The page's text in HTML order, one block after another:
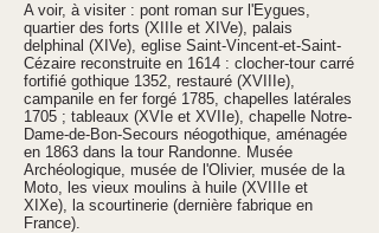
A voir, à visiter : pont roman sur l'Eygues,
quartier des forts (XIIIe et XIVe), palais
delphinal (XIVe), eglise Saint-Vincent-et-Saint-
Cézaire reconstruite en 1614 : clocher-tour carré
fortifié gothique 1352, restauré (XVIIIe),
campanile en fer forgé 1785, chapelles latérales
1705 ; tableaux (XVIe et XVIIe), chapelle Notre-
Dame-de-Bon-Secours néogothique, aménagée
en 1863 dans la tour Randonne. Musée
Archéologique, musée de l'Olivier, musée de la
Moto, les vieux moulins à huile (XVIIIe et
XIXe), la scourtinerie (dernière fabrique en
France).